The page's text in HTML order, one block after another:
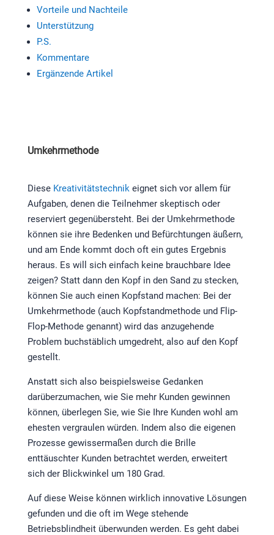
Vorteile und Nachteile
Unterstützung
P.S.
Kommentare
Ergänzende Artikel
Umkehrmethode
Diese Kreativitätstechnikeignet sich vor allem für
Aufgaben, denen die Teilnehmer skeptisch oder
reserviert gegenübersteht. Bei der Umkehrmethode
können sie ihre Bedenken und Befürchtungen äußern,
und am Ende kommt doch oft ein gutes Ergebnis
heraus. Es will sich einfach keine brauchbare Idee
zeigen? Statt dann den Kopf in den Sand zu stecken,
können Sie auch einen Kopfstand machen: Bei der
Umkehrmethode (auch Kopfstandmethode und Flip-
Flop-Methode genannt) wird das anzugehende
Problem buchstäblich umgedreht, also auf den Kopf
gestellt.
Anstatt sich also beispielsweise Gedanken
darüberzumachen, wie Sie mehr Kunden gewinnen
können, überlegen Sie, wie Sie Ihre Kunden wohl am
ehesten vergraulen würden. Indem also die eigenen
Prozesse gewissermaßen durch die Brille
enttäuschter Kunden betrachtet werden, erweitert
sich der Blickwinkel um 180 Grad.
Auf diese Weise können wirklich innovative Lösungen
gefunden und die oft im Wege stehende
Betriebsblindheit überwunden werden. Es geht dabei